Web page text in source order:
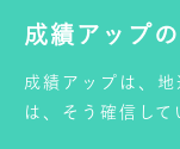
成績アップ
成績アップは、
は、そう確信して